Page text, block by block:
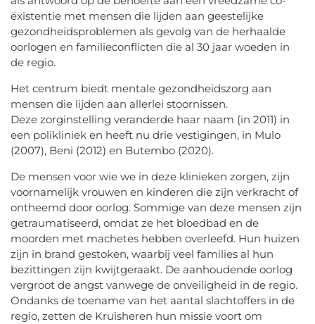
ëxistentie met mensen die lijden aan geestelijke
gezondheidsproblemen als gevolg van de herhaalde
oorlogen en familieconflicten die al 30 jaar woeden in
de regio.
Het centrum biedt mentale gezondheidszorg aan
mensen die lijden aan allerlei stoornissen.
Deze zorginstelling veranderde haar naam (in 2011) in
een polikliniek en heeft nu drie vestigingen, in Mulo
(2007), Beni (2012) en Butembo (2020).
De mensen voor wie we in deze klinieken zorgen, zijn
voornamelijk vrouwen en kinderen die zijn verkracht of
ontheemd door oorlog. Sommige van deze mensen zijn
getraumatiseerd, omdat ze het bloedbad en de
moorden met machetes hebben overleefd. Hun huizen
zijn in brand gestoken, waarbij veel families al hun
bezittingen zijn kwijtgeraakt. De aanhoudende oorlog
vergroot de angst vanwege de onveiligheid in de regio.
Ondanks de toename van het aantal slachtoffers in de
regio, zetten de Kruisheren hun missie voort om